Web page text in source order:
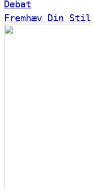
Debat
Fremhæv Din